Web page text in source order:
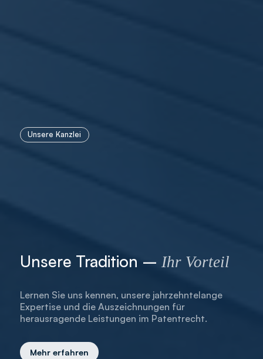
Unsere Kanzlei
Unsere Tradition – Ihr Vorteil
Lernen Sie uns kennen, unsere jahrzehntelange
Expertise und die Auszeichnungen für
herausragende Leistungen im Patentrecht.
Mehr erfahren